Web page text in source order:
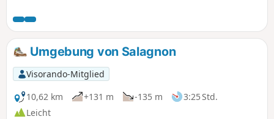
Umgebung von Salagnon
Visorando-Mitglied
10,62 km
+131 m -135 m
3:25 Std.
Leicht